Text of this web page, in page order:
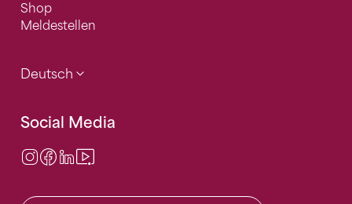
Shop
Meldestellen
Deutsch
Social Media
Instagram
Facebook
LinkedIn